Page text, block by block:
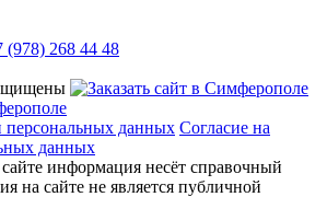
(978) 268 44 48
персональных данных Согласие на
данных
информация несёт справочный
на сайте не является публичной